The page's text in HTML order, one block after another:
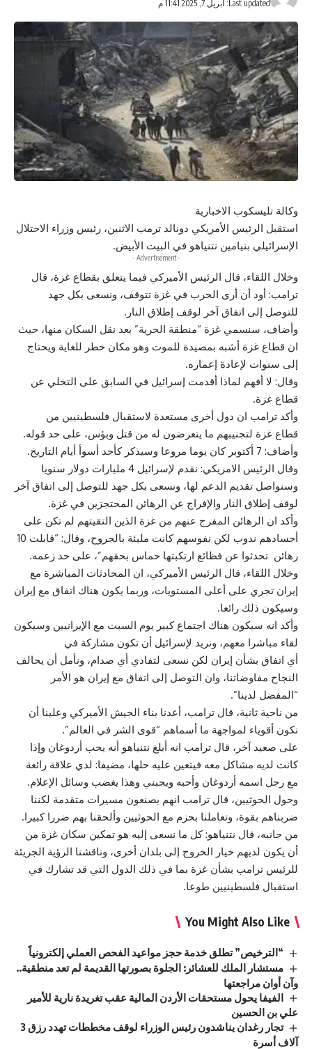
Last updated: أبريل 7, 2025 11:41 م
وكالة تليسكوب الاخبارية
استقبل الرئيس الأمريكي دونالد ترمب الاثنين، رئيس وزراء الاحتلال
الإسرائيلي بنيامين نتنياهو في البيت الأبيض.
- Advertisement -
وخلال اللقاء، قال الرئيس الأميركي فيما يتعلق بقطاع غزة، قال
ترامب: أود أن أرى الحرب في غزة تتوقف، ونسعى بكل جهد
للتوصل إلى اتفاق آخر لوقف إطلاق النار.
وأضاف، سنسمي غزة “منطقة الحرية” بعد نقل السكان منها، حيث
ان قطاع غزة أشبه بمصيدة للموت وهو مكان خطر للغاية ويحتاج
إلى سنوات لإعادة إعماره.
وقال: لا أفهم لماذا أقدمت إسرائيل في السابق على التخلي عن
قطاع غزة.
وأكد ترامب ان دول أخرى مستعدة لاستقبال فلسطينيين من
قطاع غزة لتجنيبهم ما يتعرضون له من قتل وبؤس، على حد قوله.
وأضاف: 7 أكتوبر كان يوما مروعا وسيذكر كأحد أسوأ أيام التاريخ.
وقال الرئيس
الامريكي: نقدم لإسرائيل 4 مليارات دولار سنويا
وسنواصل تقديم الدعم لها، ونسعى بكل جهد للتوصل إلى اتفاق آخر
لوقف إطلاق النار والإفراج عن الرهائن المحتجزين في غزة.
وأكد ان الرهائن المفرج عنهم من غزة الذين التقيتهم لم تكن على
أجسادهم ندوب لكن نفوسهم كانت مليئة بالجروح، وقال: “قابلت 10
رهائن تحدثوا عن فظائع ارتكبتها حماس بحقهم”، على حد زعمه.
وخلال اللقاء، قال الرئيس الأميركي، ان المحادثات المباشرة مع
إيران تجري على أعلى المستويات، وربما يكون هناك اتفاق مع إيران
وسيكون ذلك رائعا.
وأكد انه سيكون هناك اجتماع كبير يوم السبت مع الإيرانيين وسيكون
لقاء مباشرا معهم، ونريد لإسرائيل أن تكون مشاركة في
أي اتفاق بشأن إيران لكن نسعى لتفادي أي صدام، ونأمل أن يحالف
النجاح مفاوضاتنا، وان التوصل إلى اتفاق مع إيران هو الأمر
“المفضل لدينا”.
من ناحية ثانية، قال ترامب، أعدنا بناء الجيش الأميركي وعلينا أن
نكون أقوياء لمواجهة ما أسماهم “قوى الشر في العالم”.
على صعيد آخر، قال ترامب انه أبلغ نتنياهو أنه يحب أردوغان وإذا
كانت لديه مشاكل معه فيتعين عليه حلها، مضيفا: لدي علاقة رائعة
مع رجل اسمه أردوغان وأحبه ويحبني وهذا يغضب وسائل الإعلام.
وحول الحوثيين، قال ترامب انهم يصنعون مسيرات متقدمة لكننا
ضربناهم بقوة، وتعاملنا بحزم مع الحوثيين وألحقنا بهم ضررا كبيرا.
من جانبه، قال نتنياهو: كل ما نسعى إليه هو تمكين سكان غزة من
أن يكون لديهم خيار الخروج إلى بلدان أخرى، وناقشنا الرؤية الجريئة
للرئيس ترامب بشأن غزة بما في ذلك الدول التي قد تشارك في
استقبال فلسطينيين طوعا.
You Might Also Like
“الترخيص” تطلق خدمة حجز مواعيد الفحص العملي إلكترونياً
مستشار الملك للعشائر: الجلوة بصورتها القديمة لم تعد منطقية..
وآن أوان مراجعتها
الفيفا يحول مستحقات الأردن المالية عقب تغريدة نارية للأمير
علي بن الحسين
تجار رغدان يناشدون رئيس الوزراء لوقف مخططات تهدد رزق 3
آلاف أسرة